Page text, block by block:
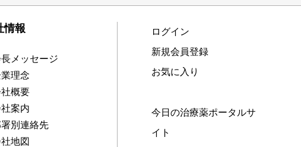
情報
メッセージ
理念
概要
案内
別連絡先
地図
ログイン
新規会員登録
お気に入り
今日の治療薬ポータルサ
イト